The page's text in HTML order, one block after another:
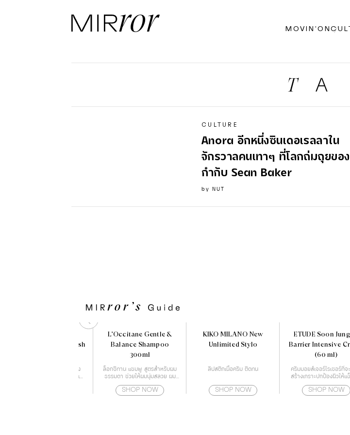
MOVIN’ON
CULTURE
Anora อีกหนึ่งซินเดอเรลลาใน
จักรวาลคนเทาๆ ที่โลกถ่มถุยขอ
กำกับ Sean Baker
by NUT
Moisturizing Body Wash
เป็นครีมอาบน้ำที่แพทย์ผิวหนัง
แนะนำ พิสูจน์แล้วว่าลดอาการแห้ง
L'Occitane Gentle &
Balance Shampoo
300ml
ล็อกซิทาน แชมพู สูตรสำหรับผม
ธรรมดา ช่วยให้ผมนุ่มสลวย ผม
SHOP NOW
KIKO MILANO New
Unlimited Stylo
ลิปสติกเนื้อครีม ติดทน
SHOP NOW
ETUDE Soon
Barrier Intensive
(60 ml)
ครีมมอยส์เจอร์ไรเซอร์ที่จ
สร้างเกราะปกป้องผิวให้แ
SHOP NOW